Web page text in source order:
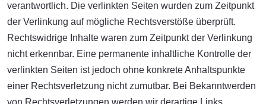
verantwortlich. Die verlinkten Seiten wurden zum Zeitpunkt
der Verlinkung auf mögliche Rechtsverstöße überprüft.
Rechtswidrige Inhalte waren zum Zeitpunkt der Verlinkung
nicht erkennbar. Eine permanente inhaltliche Kontrolle der
verlinkten Seiten ist jedoch ohne konkrete Anhaltspunkte
einer Rechtsverletzung nicht zumutbar. Bei Bekanntwerden
von Rechtsverletzungen werden wir derartige Links